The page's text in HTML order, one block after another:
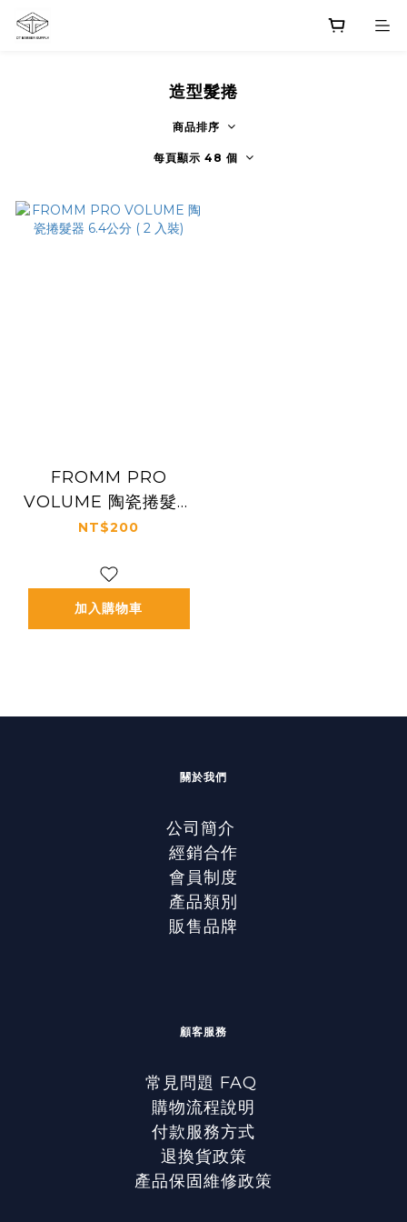
造型髮捲
商品排序
每頁顯示 48 個
FROMM PRO
VOLUME 陶瓷捲髮器
6.4公分 ( 2 入裝)
NT$200
加入購物車
關於我們
公司簡介
經銷合作
會員制度
產品類別
販售品牌
顧客服務
常見問題 FAQ
購物流程說明
付款服務方式
退換貨政策
產品保固維修政策